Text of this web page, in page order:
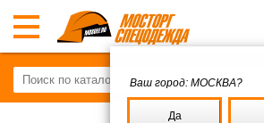
Ваш город: МОСКВА?
Да